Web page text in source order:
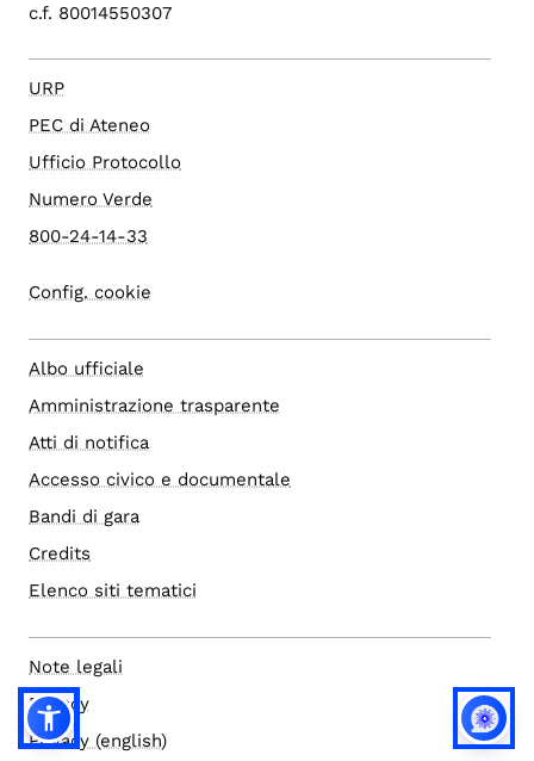
c.f. 80014550307
URP
PEC di Ateneo
Ufficio Protocollo
Numero Verde
800-24-14-33
Config. cookie
Albo ufficiale
Amministrazione trasparente
Atti di notifica
Accesso civico e documentale
Bandi di gara
Credits
Elenco siti tematici
Note legali
Privacy
Privacy (english)